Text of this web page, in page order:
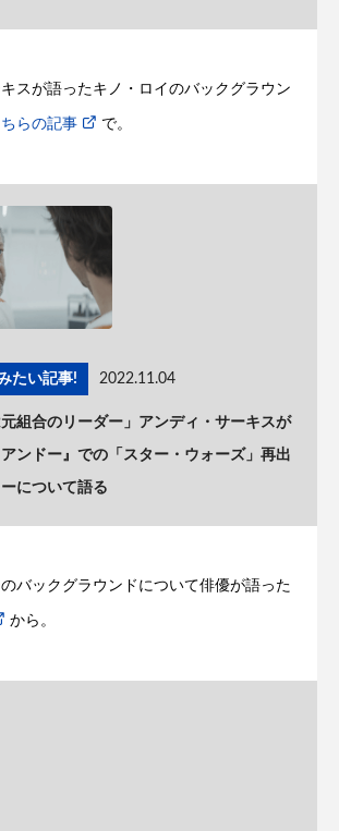
スが語ったキノ・ロイのバックグラウン
らの記事 で。
たい記事! 2022.11.04
元組合のリーダー」アンディ・サーキスが
アンドー』での「スター・ウォーズ」再出
について語る
バックグラウンドについて俳優が語った
から。